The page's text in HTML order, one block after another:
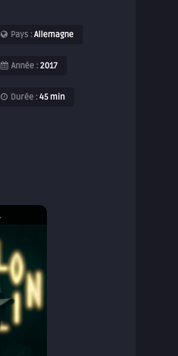
Pays :Allemagne
Année :2017
Durée :45 min